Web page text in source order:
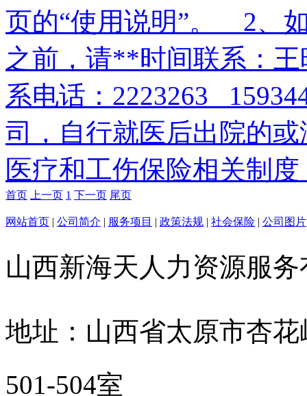
页的“使用说明”。 2、
之前，请**时间联系：
系电话：2223263
司，自行就医后出院的
医疗和工伤保险相关制度
首页 上一页 1 下一页 尾页
网站首页 | 公司简介 | 服务项目 | 政策法规 | 社会保险 | 公司图片
山西新海天人力资源服
地址：山西省太原市杏
501-504室